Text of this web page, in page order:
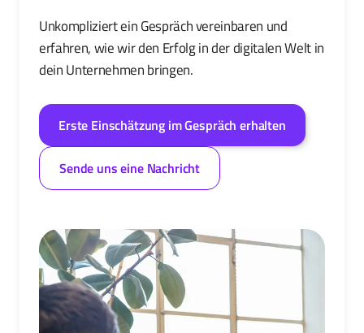
Unkompliziert ein Gespräch vereinbaren und
erfahren, wie wir den Erfolg in der digitalen Welt in
dein Unternehmen bringen.
Erste Einschätzung im Gespräch erhalten
Sende uns eine Nachricht